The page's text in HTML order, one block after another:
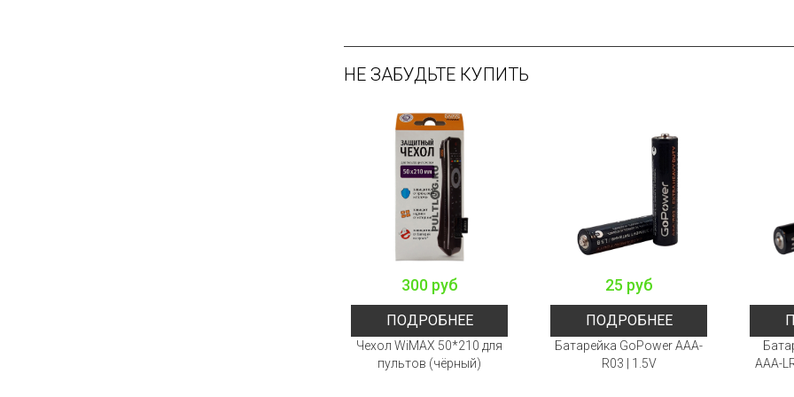
НЕ ЗАБУДЬТЕ КУПИТЬ
300 руб
ПОДРОБНЕЕ
Чехол WiMAX 50*210 для
пультов (чёрный)
25 руб
ПОДРОБНЕЕ
Батарейка GoPower AAA-
R03 | 1.5V
AAA-